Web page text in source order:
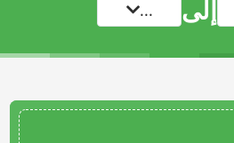
إلى ...